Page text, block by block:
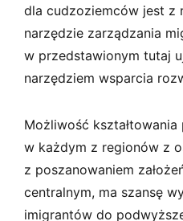
dla cudzoziemców jest z
narzędzie zarządzania
w przedstawionym tutaj
narzędziem wsparcia
Możliwość
w każdym z regionów z
z poszanowaniem
centralnym, ma szansę
imigrantów do